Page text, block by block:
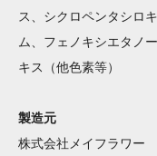
ス、シクロペンタシロ
ム、フェノキシエタノ
キス（他色素等）
製造元
株式会社メイフラワー